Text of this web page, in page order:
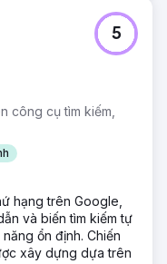
công cụ tìm kiếm,
5
hạng trên Google,
và biến tìm kiếm tự
ổn định. Chiến
xây dựng dựa trên